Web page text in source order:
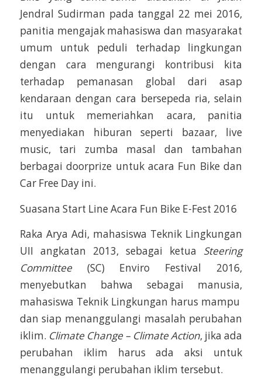
Jendral Sudirman pada tanggal 22 mei 2016,
panitia mengajak mahasiswa dan masyarakat
umum untuk peduli terhadap lingkungan
dengan cara mengurangi kontribusi kita
terhadap pemanasan global dari asap
kendaraan dengan cara bersepeda ria, selain
itu untuk memeriahkan acara, panitia
menyediakan hiburan seperti bazaar, live
music, tari zumba masal dan tambahan
berbagai doorprize untuk acara Fun Bike dan
Car Free Day ini.
Suasana Start Line Acara Fun Bike E-Fest 2016
Raka Arya Adi, mahasiswa Teknik Lingkungan
UII angkatan 2013, sebagai ketua Steering
Committee(SC) Enviro Festival 2016,
menyebutkan bahwa sebagai manusia,
mahasiswa Teknik Lingkungan harus mampu
dan siap menanggulangi masalah perubahan
iklim. Climate Change – Climate Action, jika ada
perubahan iklim harus ada aksi untuk
menanggulangi perubahan iklim tersebut.